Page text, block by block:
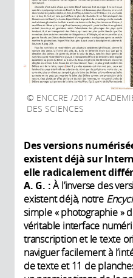
ENCCRE /2017
DES SCIENCES
Des versions
existent déjà sur
elle radicalement
A. G. :À l’inverse des
existent déjà, notre
simple « photographie »
véritable interface
transcription et le texte
naviguer facilement à
de texte et 11 de